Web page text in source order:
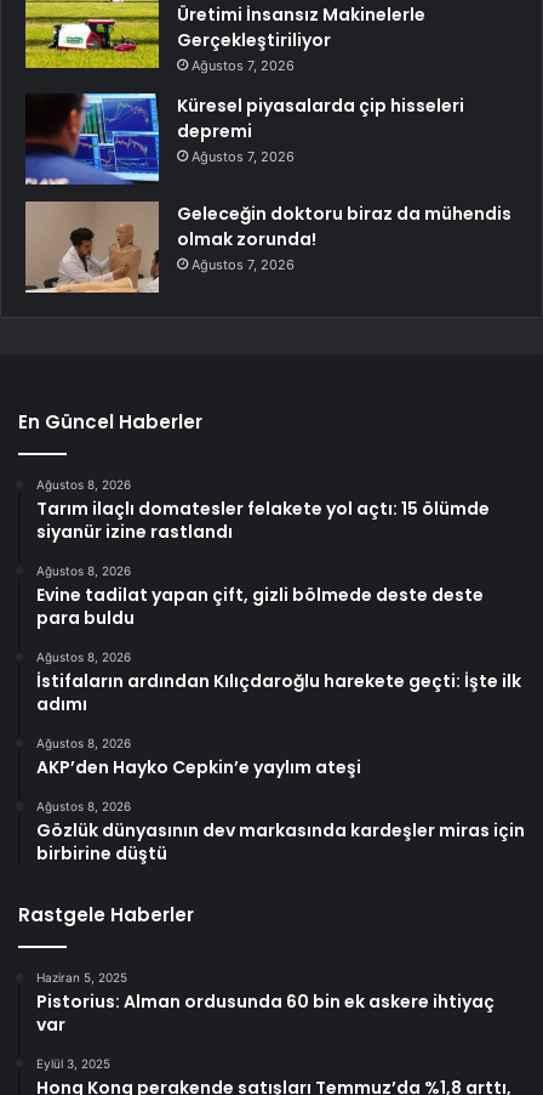
Üretimi İnsansız Makinelerle
Gerçekleştiriliyor
Ağustos 7, 2026
Küresel piyasalarda çip hisseleri
depremi
Ağustos 7, 2026
Geleceğin doktoru biraz da mühendis
olmak zorunda!
Ağustos 7, 2026
En Güncel Haberler
Ağustos 8, 2026
Tarım ilaçlı domatesler felakete yol açtı: 15 ölümde
siyanür izine rastlandı
Ağustos 8, 2026
Evine tadilat yapan çift, gizli bölmede deste deste
para buldu
Ağustos 8, 2026
İstifaların ardından Kılıçdaroğlu harekete geçti: İşte ilk
adımı
Ağustos 8, 2026
AKP’den Hayko Cepkin’e yaylım ateşi
Ağustos 8, 2026
Gözlük dünyasının dev markasında kardeşler miras için
birbirine düştü
Rastgele Haberler
Haziran 5, 2025
Pistorius: Alman ordusunda 60 bin ek askere ihtiyaç
var
Eylül 3, 2025
Hong Kong perakende satışları Temmuz’da %1,8 arttı,